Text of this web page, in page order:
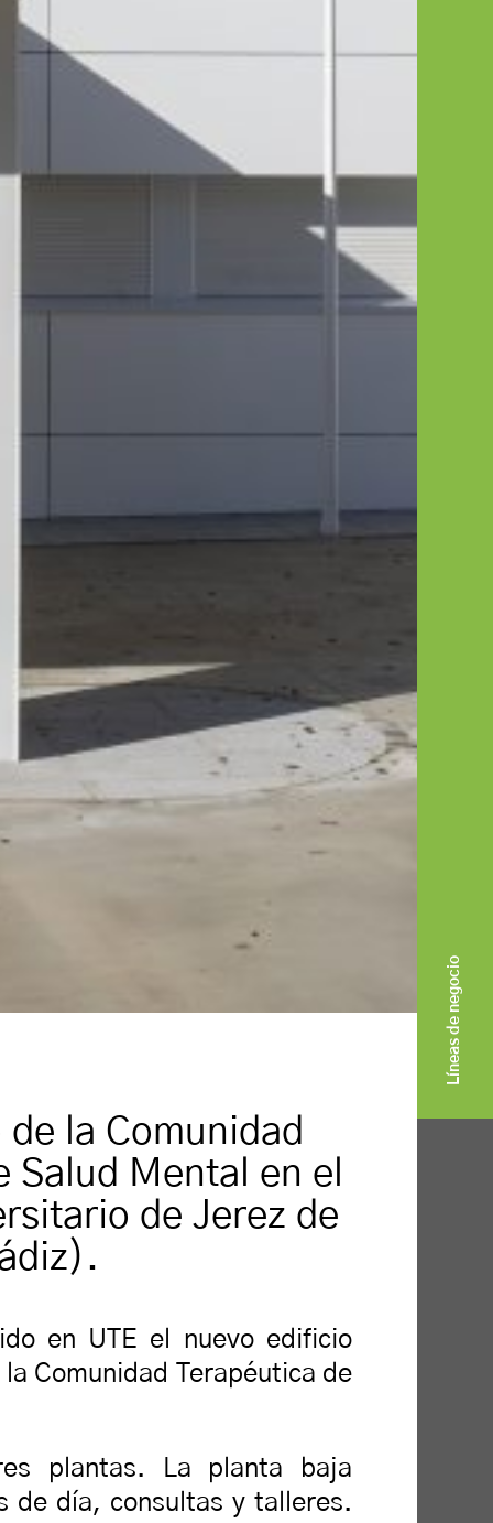
Líneas de negocio
la Comunidad
Salud Mental en el
de Jerez de
en UTE el nuevo edificio
Comunidad Terapéutica de
plantas. La planta baja
de día, consultas y talleres.